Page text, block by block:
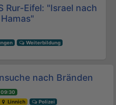
Rur-Eifel: "Israel nach
Weiterbildung
nach Bränden
Linnich Polizei